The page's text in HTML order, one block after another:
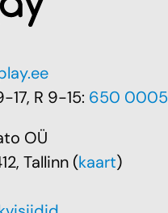
17, R 9-15: 650 0005
OÜ
Tallinn (kaart)